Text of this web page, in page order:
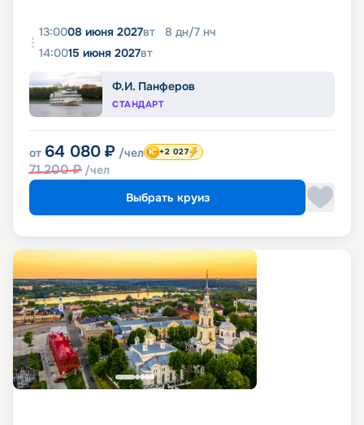
13:0008 июня 2027вт 8 дн/7 нч
14:0015 июня 2027вт
Ф.И. Панферов
СТАНДАРТ
от 64 080 ₽ /чел
71 200₽ /чел
+2 027
Выбрать круиз